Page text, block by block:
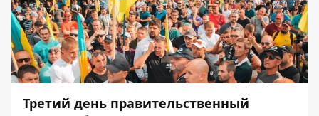
Третий день правительственный